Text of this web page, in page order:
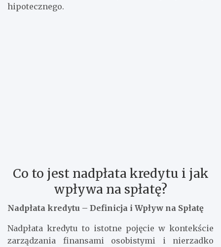
hipotecznego.
Co to jest nadpłata kredytu i jak
wpływa na spłatę?
Nadpłata kredytu – Definicja i Wpływ na Spłatę
Nadpłata kredytu to istotne pojęcie w kontekście
zarządzania finansami osobistymi i nierzadko